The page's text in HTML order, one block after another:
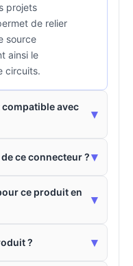
projets
de relier
source
ainsi le
circuits.
avec
▾
ce connecteur ?▾
ce produit en
▾
? ▾